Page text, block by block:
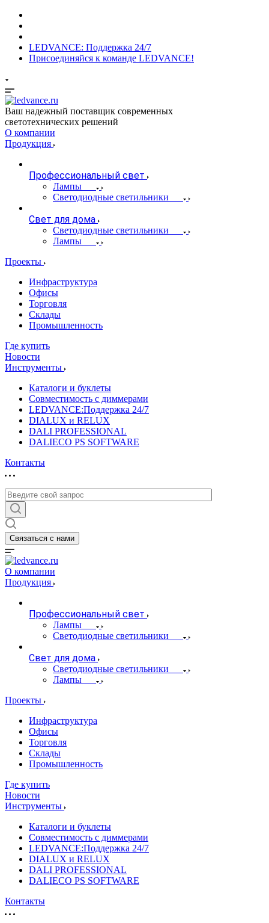
LEDVANCE: Поддержка 24/7
Присоединяйся к команде LEDVANCE!
Ваш надежный поставщик современных
светотехнических решений
О компании
Продукция
Профессиональный свет
Лампы
Светодиодные светильники
Свет для дома
Светодиодные светильники
Лампы
Проекты
Инфраструктура
Офисы
Торговля
Склады
Промышленность
Где купить
Новости
Инструменты
Каталоги и буклеты
Совместимость с диммерами
LEDVANCE:Поддержка 24/7
DIALUX и RELUX
DALI PROFESSIONAL
DALIECO PS SOFTWARE
Контакты
Связаться с нами
О компании
Продукция
Профессиональный свет
Лампы
Светодиодные светильники
Свет для дома
Светодиодные светильники
Лампы
Проекты
Инфраструктура
Офисы
Торговля
Склады
Промышленность
Где купить
Новости
Инструменты
Каталоги и буклеты
Совместимость с диммерами
LEDVANCE:Поддержка 24/7
DIALUX и RELUX
DALI PROFESSIONAL
DALIECO PS SOFTWARE
Контакты